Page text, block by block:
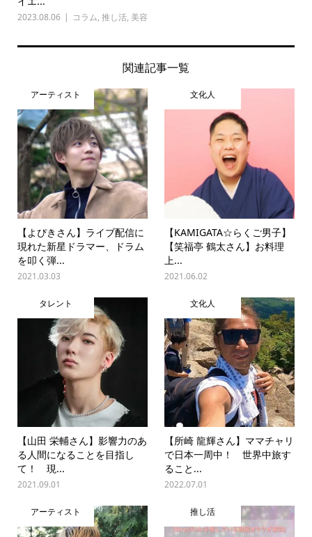
2023.08.06 コラム, 推し活, 美容
関連記事一覧
アーティスト
【よぴきさん】ライブ配信に
現れた新星ドラマー、ドラム
を叩く弾...
2021.03.03
文化人
【KAMIGATA☆らくご男子】
【笑福亭 鶴太さん】お料理
上...
2021.06.02
タレント
【山田 栄輔さん】影響力のあ
る人間になることを目指し
て！ 現...
2021.09.01
文化人
【所崎 龍輝さん】ママチャリ
で日本一周中！ 世界中旅す
ること...
2022.07.01
アーティスト 推し活